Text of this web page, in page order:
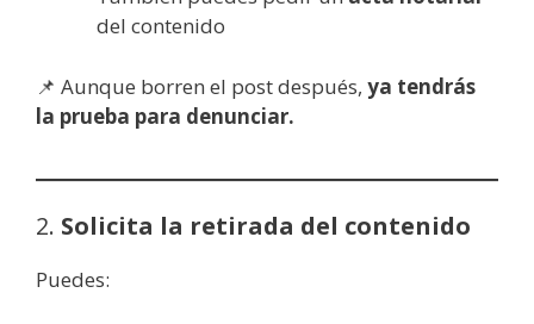
del contenido
📌 Aunque borren el post después, ya tendrás
la prueba para denunciar.
2. Solicita la retirada del contenido
Puedes: